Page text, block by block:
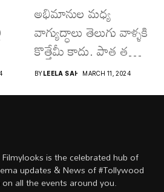
అభిమానుల మధ్య
వాగ్యుద్ధాలు తెలుగు వాళ్ళకి
కొత్తేమీ కాదు. పాత తరం
నటుల నుంచి నేటి...
BY LEELA SAI MARCH 11, 2024
is the celebrated hub of
updates & News of #Tollywood
all the events around you.